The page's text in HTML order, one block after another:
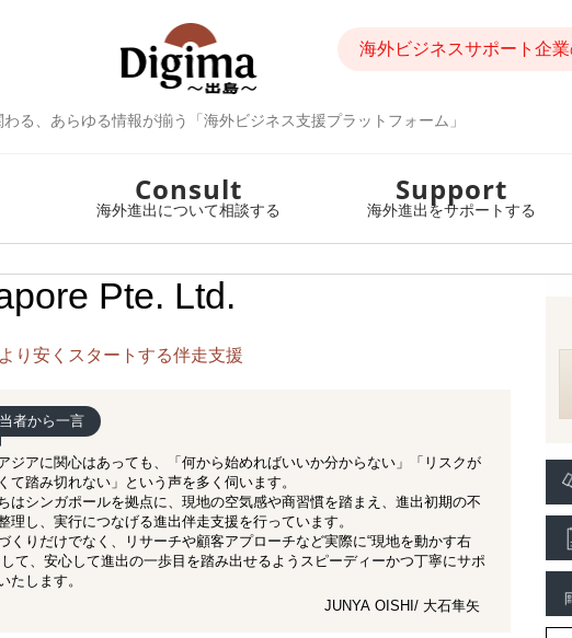
る、あらゆる情報が揃う「海外ビジネス支援プラットフォーム」
海外ビジネスサポート企
Consult
海外進出について相談する
Support
海外進出をサポートする
Pte. Ltd.
り安くスタートする伴走支援
者から一言
ジアに関心はあっても、「何から始めればいいか分からない」「リスクが
て踏み切れない」という声を多く伺います。
はシンガポールを拠点に、現地の空気感や商習慣を踏まえ、進出初期の不
理し、実行につなげる進出伴走支援を行っています。
くりだけでなく、リサーチや顧客アプローチなど実際に“現地を動かす右
して、安心して進出の一歩目を踏み出せるようスピーディーかつ丁寧にサポ
たします。
JUNYA OISHI/ 大石隼矢